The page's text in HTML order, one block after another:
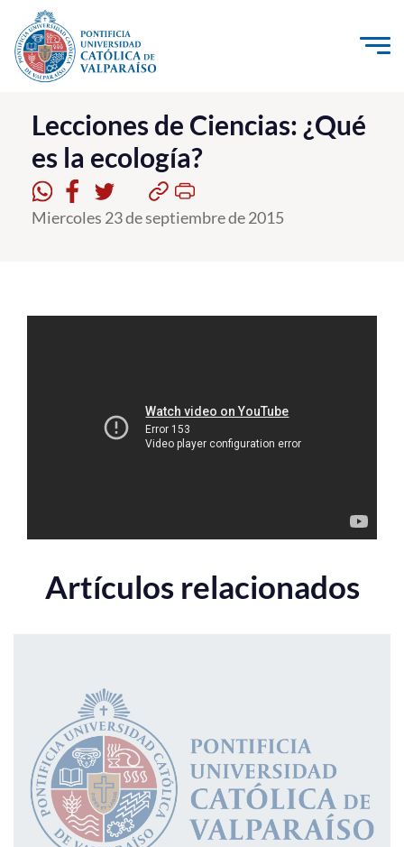
Click acá para ir directamente al contenido
La Universidad
Investigación, Creación e Innovación
PUCV Internacional
Vinculación con el Medio
Lecciones de Ciencias: ¿Qué
es la ecología?
Miercoles 23 de septiembre de 2015
Artículos relacionados